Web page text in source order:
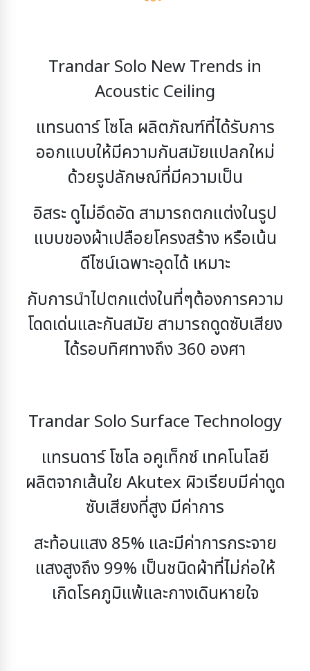
Trandar Solo New Trends in
Acoustic Ceiling
แทรนดาร์ โซโล ผลิตภัณฑ์ที่ได้รับการ
ออกแบบให้มีความกันสมัยแปลกใหม่
ด้วยรูปลักษณ์ที่มีความเป็น
อิสระ ดูไม่อึดอัด สามารถตกแต่งในรูป
แบบของผ้าเปลือยโครงสร้าง หรือเน้น
ดีไซน์เฉพาะอุดได้ เหมาะ
กับการนำไปตกแต่งในที่ๆต้องการความ
โดดเด่นและกันสมัย สามารถดูดซับเสียง
ได้รอบทิศทางถึง 360 องศา
Trandar Solo Surface Technology
แทรนดาร์ โซโล อคูเท็กซ์ เทคโนโลยี
ผลิตจากเส้นใย Akutex ผิวเรียบมีค่าดูด
ซับเสียงที่สูง มีค่าการ
สะท้อนแสง 85% และมีค่าการกระจาย
แสงสูงถึง 99% เป็นชนิดผ้าที่ไม่ก่อให้
เกิดโรคภูมิแพ้และกางเดินหายใจ